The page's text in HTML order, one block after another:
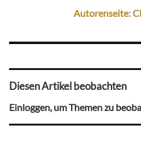
Autorenseite:
Diesen Artikel beobachten
Einloggen, um Themen zu